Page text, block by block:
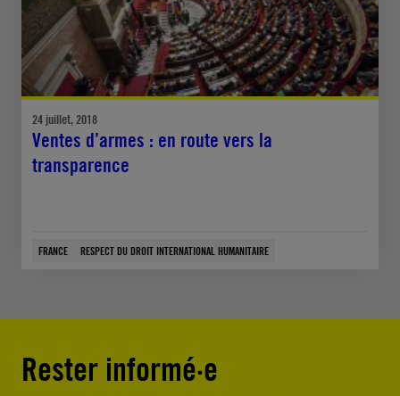
24 juillet, 2018
Ventes d’armes : en route vers la
transparence
FRANCE RESPECT DU DROIT INTERNATIONAL HUMANITAIRE
Rester informé·e